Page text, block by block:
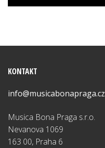
KONTAKT
info@musicabonapraga.cz
Musica Bona Praga s.r.o.
Nevanova 1069
163 00, Praha 6